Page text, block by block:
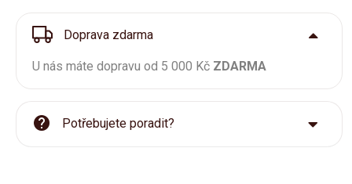
Doprava zdarma
U nás máte dopravu od 5 000 Kč ZDARMA
Potřebujete poradit?